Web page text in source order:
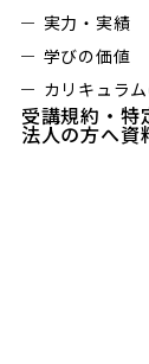
実力・実績
学びの価値
カリキュラ
受講規約・特
法人の方へ資